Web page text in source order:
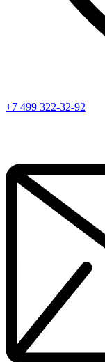
+7 499 322-32-92